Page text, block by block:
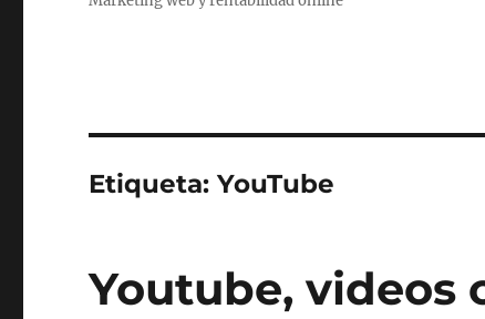
Etiqueta:YouTube
Youtube, videos